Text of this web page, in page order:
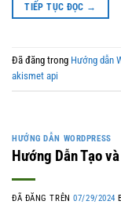
TIẾP TỤC ĐỌC →
Đã đăng trong Hướng dẫn
akismet api
HƯỚNG DẪN WORDPRESS
Hướng Dẫn Tạo
ĐÃ ĐĂNG TRÊN07/29/2024